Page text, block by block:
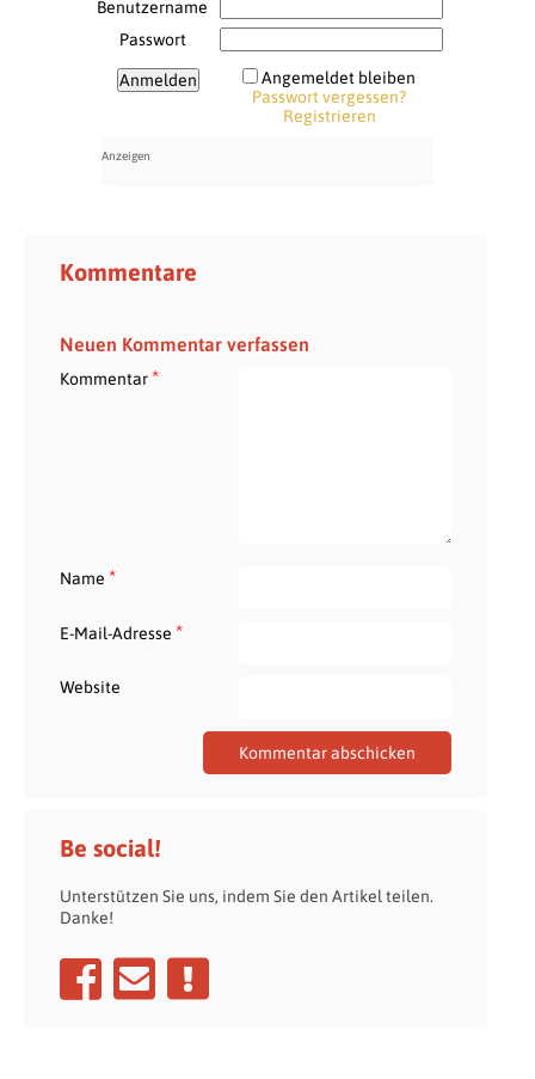
Benutzername
Passwort
Angemeldet bleiben
Passwort vergessen?
Registrieren
Kommentare
Neuen Kommentar verfassen
Kommentar*
Name *
E-Mail-Adresse *
Website
Be social!
Unterstützen Sie uns, indem Sie den Artikel teilen.
Danke!